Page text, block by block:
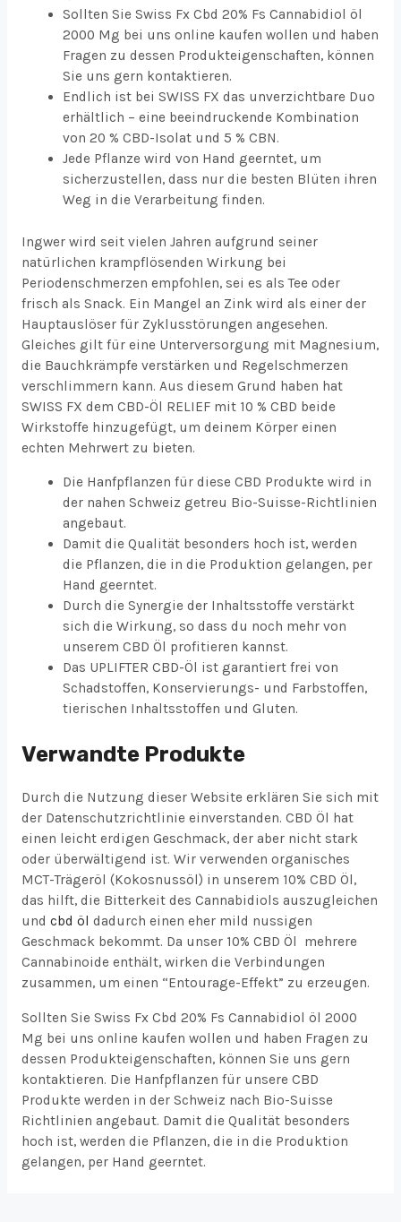
Sollten Sie Swiss Fx Cbd 20% Fs Cannabidiol öl
2000 Mg bei uns online kaufen wollen und haben
Fragen zu dessen Produkteigenschaften, können
Sie uns gern kontaktieren.
Endlich ist bei SWISS FX das unverzichtbare Duo
erhältlich – eine beeindruckende Kombination
von 20 % CBD-Isolat und 5 % CBN.
Jede Pflanze wird von Hand geerntet, um
sicherzustellen, dass nur die besten Blüten ihren
Weg in die Verarbeitung finden.
Ingwer wird seit vielen Jahren aufgrund seiner
natürlichen krampflösenden Wirkung bei
Periodenschmerzen empfohlen, sei es als Tee oder
frisch als Snack. Ein Mangel an Zink wird als einer der
Hauptauslöser für Zyklusstörungen angesehen.
Gleiches gilt für eine Unterversorgung mit Magnesium,
die Bauchkrämpfe verstärken und Regelschmerzen
verschlimmern kann. Aus diesem Grund haben hat
SWISS FX dem CBD-Öl RELIEF mit 10 % CBD beide
Wirkstoffe hinzugefügt, um deinem Körper einen
echten Mehrwert zu bieten.
Die Hanfpflanzen für diese CBD Produkte wird in
der nahen Schweiz getreu Bio-Suisse-Richtlinien
angebaut.
Damit die Qualität besonders hoch ist, werden
die Pflanzen, die in die Produktion gelangen, per
Hand geerntet.
Durch die Synergie der Inhaltsstoffe verstärkt
sich die Wirkung, so dass du noch mehr von
unserem CBD Öl profitieren kannst.
Das UPLIFTER CBD-Öl ist garantiert frei von
Schadstoffen, Konservierungs- und Farbstoffen,
tierischen Inhaltsstoffen und Gluten.
Verwandte Produkte
Durch die Nutzung dieser Website erklären Sie sich mit
der Datenschutzrichtlinie einverstanden. CBD Öl hat
einen leicht erdigen Geschmack, der aber nicht stark
oder überwältigend ist. Wir verwenden organisches
MCT-Trägeröl (Kokosnussöl) in unserem 10% CBD Öl,
das hilft, die Bitterkeit des Cannabidiols auszugleichen
und cbd öl dadurch einen eher mild nussigen
Geschmack bekommt. Da unser 10% CBD Öl mehrere
Cannabinoide enthält, wirken die Verbindungen
zusammen, um einen “Entourage-Effekt” zu erzeugen.
Sollten Sie Swiss Fx Cbd 20% Fs Cannabidiol öl 2000
Mg bei uns online kaufen wollen und haben Fragen zu
dessen Produkteigenschaften, können Sie uns gern
kontaktieren. Die Hanfpflanzen für unsere CBD
Produkte werden in der Schweiz nach Bio-Suisse
Richtlinien angebaut. Damit die Qualität besonders
hoch ist, werden die Pflanzen, die in die Produktion
gelangen, per Hand geerntet.